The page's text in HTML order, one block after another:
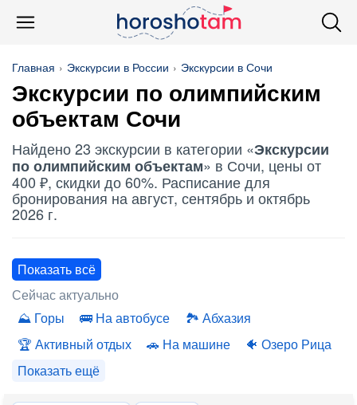
Главная Экскурсии в России Экскурсии в Сочи
Экскурсии по олимпийским
объектам Сочи
Найдено 23 экскурсии в категории «Экскурсии
по олимпийским объектам» в Сочи, цены от
400 ₽, скидки до 60%. Расписание для
бронирования на август, сентябрь и октябрь
2026 г.
Показать всё
Сейчас актуально
Горы
На автобусе
Абхазия
Активный отдых
На машине
Озеро Рица
Показать ещё